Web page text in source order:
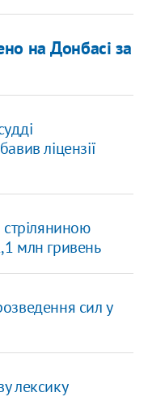
на Донбасі за
ліцензії
стріляниною
млн гривень
сил у
лексику